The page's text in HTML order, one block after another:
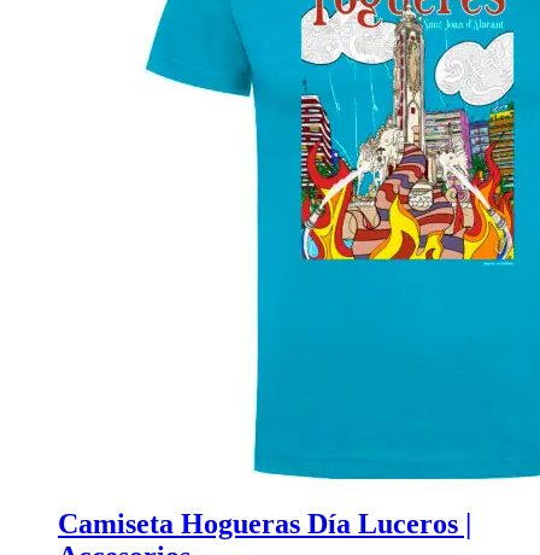
Camiseta Hogueras Día Luceros |